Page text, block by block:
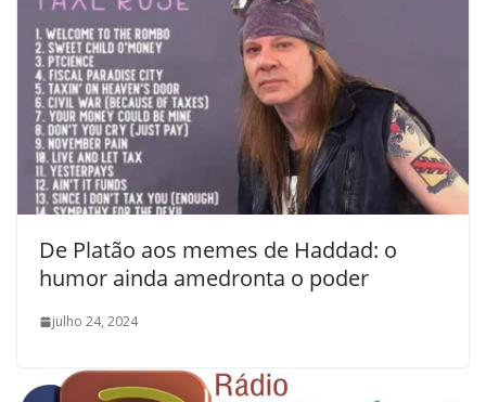
De Platão aos memes de Haddad: o
humor ainda amedronta o poder
julho 24, 2024